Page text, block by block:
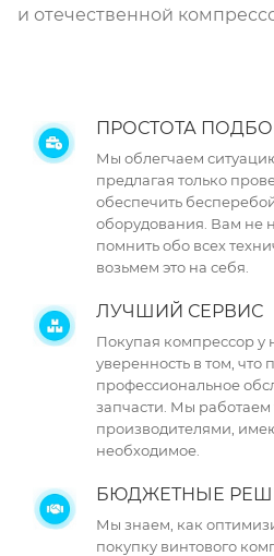
и отечественной
ПРОСТОТА
Мы облегчаем
предлагая только
обеспечить
оборудования. Вам не
помнить обо всех
возьмем это на себя.
ЛУЧШИЙ СЕРВИС
Покупая компрессор у
уверенность в том, что
профессиональное
запчасти. Мы
производителями,
необходимое.
БЮДЖЕТНЫЕ
Мы знаем, как
покупку винтового